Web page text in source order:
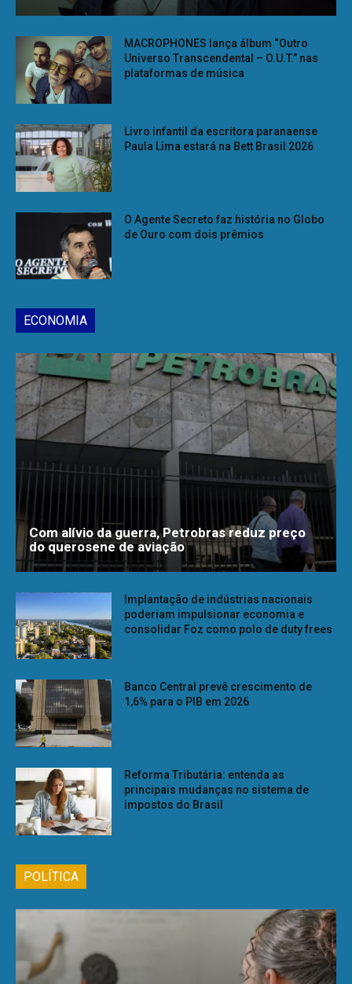
MACROPHONES lança álbum “Outro
Universo Transcendental – O.U.T.” nas
plataformas de música
Livro infantil da escritora paranaense
Paula Lima estará na Bett Brasil 2026
O Agente Secreto faz história no Globo
de Ouro com dois prêmios
ECONOMIA
Com alívio da guerra, Petrobras reduz preço
do querosene de aviação
Implantação de indústrias nacionais
poderiam impulsionar economia e
consolidar Foz como polo de duty frees
Banco Central prevê crescimento de
1,6% para o PIB em 2026
Reforma Tributária: entenda as
principais mudanças no sistema de
impostos do Brasil
POLÍTICA